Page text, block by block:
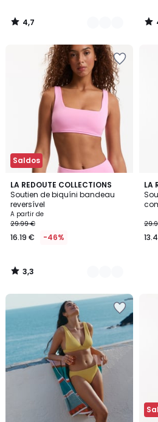
4,7
/
/
Saldos
LA REDOUTE COLLECTIONS
Soutien de biquíni bandeau
reversível
A partir de
29.99 €
16.19 € -46%
3,3
/ 5
2
Cores
3,3
/
LA